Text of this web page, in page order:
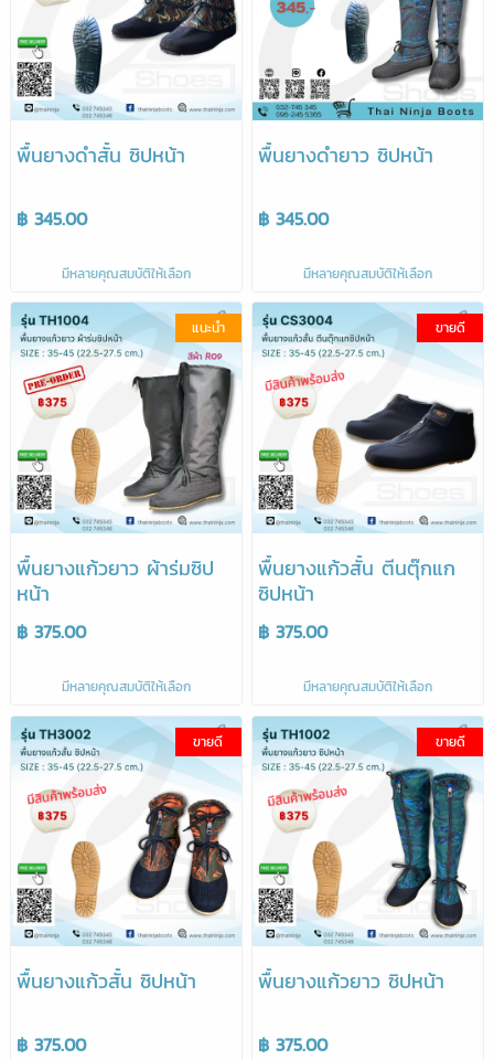
พื้นยางดำสั้น ซิปหน้า
฿ 345.00
มีหลายคุณสมบัติให้เลือก
พื้นยางดำยาว ซิปหน้า
฿ 345.00
มีหลายคุณสมบัติให้เลือก
แนะนำ
พื้นยางแก้วยาว ผ้าร่มซิป
หน้า
฿ 375.00
มีหลายคุณสมบัติให้เลือก
ขายดี
พื้นยางแก้วสั้น ตีนตุ๊กแก
ซิปหน้า
฿ 375.00
มีหลายคุณสมบัติให้เลือก
ขายดี
พื้นยางแก้วสั้น ซิปหน้า
฿ 375.00
ขายดี
พื้นยางแก้วยาว ซิปหน้า
฿ 375.00